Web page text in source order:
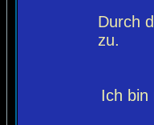
Durch
zu.
Ich bin